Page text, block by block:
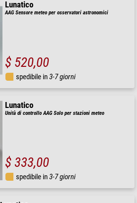
Lunatico
AAG Sensore meteo per osservatori astronomici
$ 520,00
spedibile in3-7 giorni
Lunatico
Unità di controllo AAG Solo per stazioni meteo
$ 333,00
spedibile in3-7 giorni